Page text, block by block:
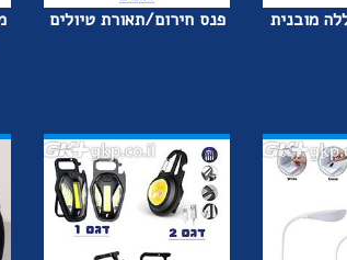
מובנית פנס חירום/תאורת טיולים